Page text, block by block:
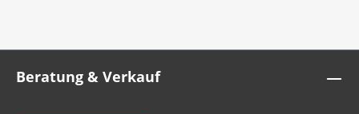
Beratung & Verkauf